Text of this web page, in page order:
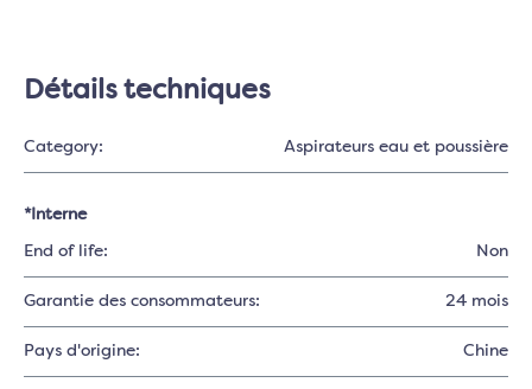
Détails techniques
Category: Aspirateurs eau et poussière
*Interne
End of life: Non
Garantie des consommateurs: 24 mois
Pays d'origine: Chine